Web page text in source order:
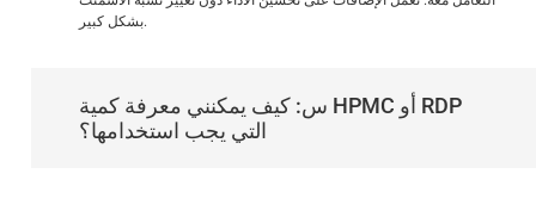
بشكل كبير.
س: كيف يمكنني معرفة كمية HPMC أو RDP
التي يجب استخدامها؟